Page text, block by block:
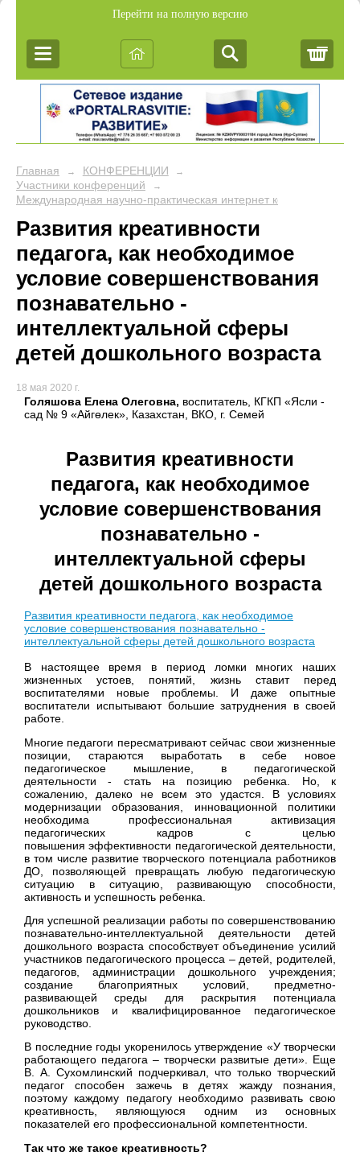
Перейти на полную версию
Главная → КОНФЕРЕНЦИИ →
Участники конференций →
Международная научно-практическая интернет
Развития креативности
педагога, как необходимое
условие совершенствования
познавательно -
интеллектуальной сферы
детей дошкольного возраста
18 мая 2020 г.
Голяшова Елена Олеговна, воспитатель, КГКП «Ясли -
сад № 9 «Айгөлек», Казахстан, ВКО, г. Семей
Развития креативности
педагога, как необходимое
условие совершенствования
познавательно -
интеллектуальной сферы
детей дошкольного возраста
Развития креативности педагога, как необходимое
условие совершенствования познавательно -
интеллектуальной сферы детей дошкольного возраста
В настоящее время в период ломки многих наших
жизненных устоев, понятий, жизнь ставит перед
воспитателями новые проблемы. И даже опытные
воспитатели испытывают большие затруднения в своей
работе.
Многие педагоги пересматривают сейчас свои жизненные
позиции, стараются выработать в себе новое
педагогическое мышление, в педагогической
деятельности - стать на позицию ребенка. Но, к
сожалению, далеко не всем это удастся. В условиях
модернизации образования, инновационной политики
необходима профессиональная активизация
педагогических кадров с целью
повышения эффективности педагогической деятельности,
в том числе развитие творческого потенциала работников
ДО, позволяющей превращать любую педагогическую
ситуацию в ситуацию, развивающую способности,
активность и успешность ребенка.
Для успешной реализации работы по совершенствованию
познавательно-интеллектуальной деятельности детей
дошкольного возраста способствует объединение усилий
участников педагогического процесса – детей, родителей,
педагогов, администрации дошкольного учреждения;
создание благоприятных условий, предметно-
развивающей среды для раскрытия потенциала
дошкольников и квалифицированное педагогическое
руководство.
В последние годы укоренилось утверждение «У творчески
работающего педагога – творчески развитые дети». Еще
В. А. Сухомлинский подчеркивал, что только творческий
педагог способен зажечь в детях жажду познания,
поэтому каждому педагогу необходимо развивать свою
креативность, являющуюся одним из основных
показателей его профессиональной компетентности.
Так что же такое креативность?